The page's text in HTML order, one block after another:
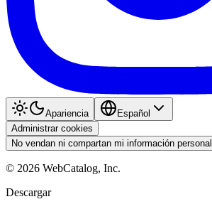
Apariencia
Español
Administrar cookies
No vendan ni compartan mi información personal
© 2026 WebCatalog, Inc.
Descargar